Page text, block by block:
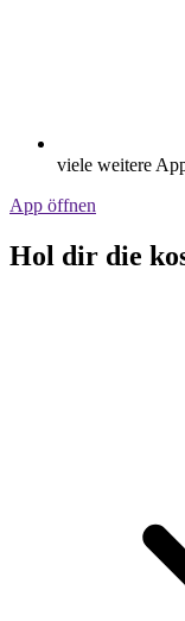
viele weitere
App öffnen
Hol dir die